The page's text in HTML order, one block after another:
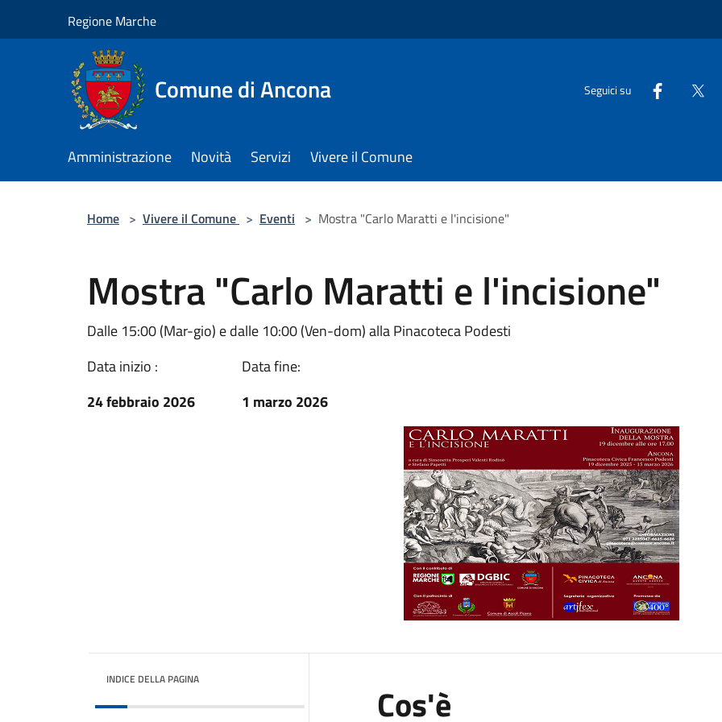
Regione Marche
Comune di Ancona Seguici su
Amministrazione Novità Servizi Vivere il Comune
Home > Vivere il Comune > Eventi > Mostra "Carlo Maratti e l'incisione"
Mostra "Carlo Maratti e l'incisione"
Dalle 15:00 (Mar-gio) e dalle 10:00 (Ven-dom) alla Pinacoteca Podesti
Data inizio :
24 febbraio 2026
Data fine:
1 marzo 2026
INDICE DELLA PAGINA
Cos'è